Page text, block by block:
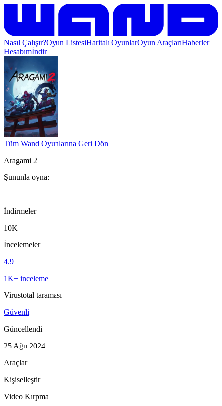
Nasıl Çalışır?Oyun ListesiHaritalı OyunlarOyun AraçlarıHaberler
Hesabımİndir
Tüm Wand Oyunlarına Geri Dön
Aragami 2
Şununla oyna:
İndirmeler
10K+
İncelemeler
4.9
1K+ inceleme
Virustotal taraması
Güvenli
Güncellendi
25 Ağu 2024
Araçlar
Kişiselleştir
Video Kırpma